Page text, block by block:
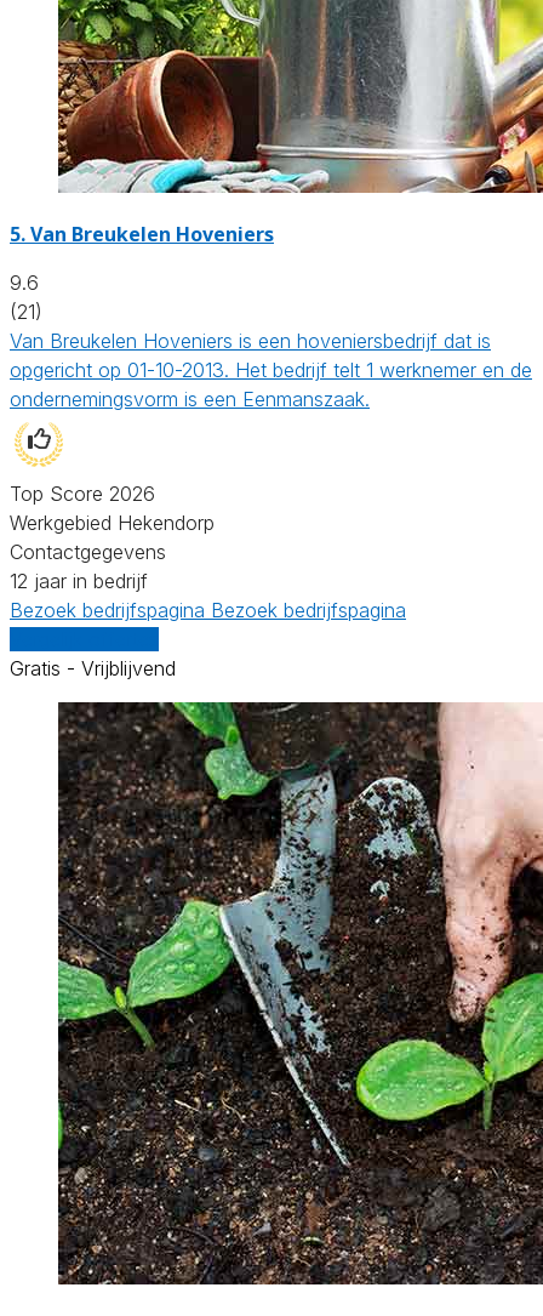
5.Van Breukelen Hoveniers
9.6
(21)
Van Breukelen Hoveniers is een hoveniersbedrijf dat is
opgericht op 01-10-2013. Het bedrijf telt 1 werknemer en de
ondernemingsvorm is een Eenmanszaak.
Top Score 2026
Werkgebied Hekendorp
Contactgegevens
12 jaar in bedrijf
Bezoek bedrijfspagina Bezoek bedrijfspagina
Gratis - Vrijblijvend